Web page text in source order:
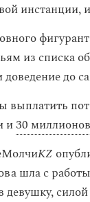
инстанции,
из списка
до
и30 миллионов
KZ
шла с